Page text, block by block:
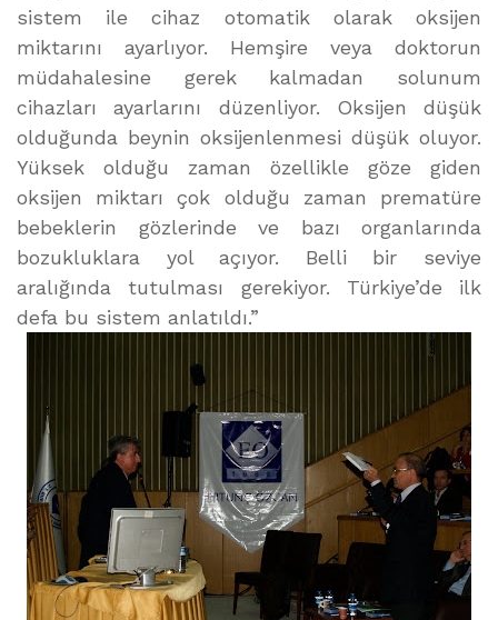
sistem ile cihaz otomatik olarak oksijen
miktarını ayarlıyor. Hemşire veya doktorun
müdahalesine gerek kalmadan solunum
cihazları ayarlarını düzenliyor. Oksijen düşük
olduğunda beynin oksijenlenmesi düşük oluyor.
Yüksek olduğu zaman özellikle göze giden
oksijen miktarı çok olduğu zaman prematüre
bebeklerin gözlerinde ve bazı organlarında
bozukluklara yol açıyor. Belli bir seviye
aralığında tutulması gerekiyor. Türkiye’de ilk
defa bu sistem anlatıldı.”